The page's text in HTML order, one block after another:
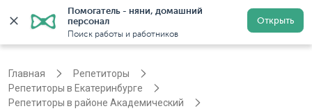
Помогатель - няни, домашний
персонал
Поиск работы и работников
Открыть
Екатеринбург Регистрация
Главная
Репетиторы
Репетиторы в Екатеринбурге
Репетиторы в районе Академический